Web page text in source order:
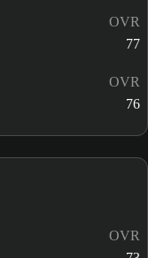
OVR
77
OVR
76
OVR